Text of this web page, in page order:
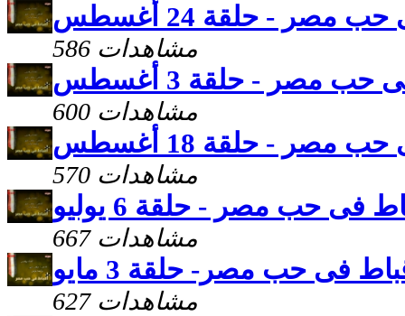
مصر - حلقة 24 أغسطس
586 مشاهدات
مصر - حلقة 3 أغسطس
600 مشاهدات
مصر - حلقة 18 أغسطس
570 مشاهدات
فى حب مصر - حلقة 6 يوليو
667 مشاهدات
فى حب مصر- حلقة 3 مايو
627 مشاهدات